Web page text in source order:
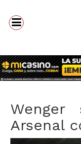
Arsenal